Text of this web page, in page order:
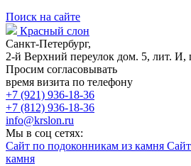
Поиск на сайте
Красный слон
Санкт-Петербург,
2-й Верхний переулок дом. 5, лит. И,
Просим согласовывать
время визита по телефону
+7 (921) 936-18-36
+7 (812) 936-18-36
info@krslon.ru
Мы в соц сетях:
Сайт по подоконникам из камня
камня